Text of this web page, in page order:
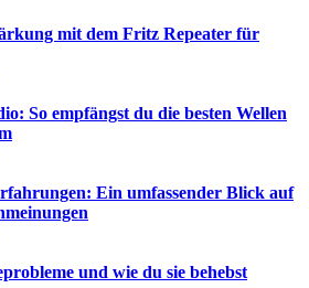
mit dem Fritz Repeater für
So empfängst du die besten Wellen
Ein umfassender Blick auf
und wie du sie behebst